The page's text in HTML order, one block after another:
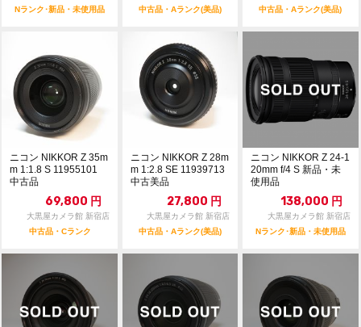
Nランク･新品・未使用品
中古品・Aランク(美品)
中古品・Aランク(美品)
ニコン NIKKOR Z 35m
m 1:1.8 S 11955101
中古品
69,800 円
大黒屋カメラ館 新宿店
中古品・Cランク
ニコン NIKKOR Z 28m
m 1:2.8 SE 11939713
中古美品
27,800 円
大黒屋カメラ館 新宿店
中古品・Aランク(美品)
ニコン NIKKOR Z 24-1
20mm f/4 S 新品・未
使用品
138,000 円
大黒屋カメラ館 新宿店
Nランク･新品・未使用品